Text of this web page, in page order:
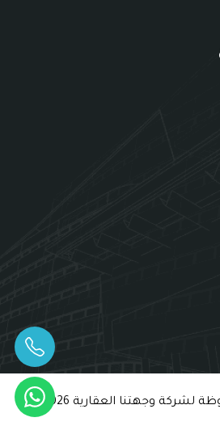
وجهتنا العقارية 2026